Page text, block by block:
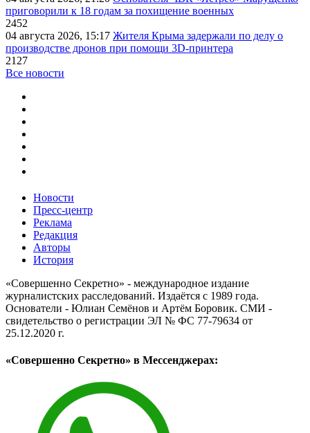
приговорили к 18 годам за похищение военных
2452
04 августа 2026, 15:17 Жителя Крыма задержали по делу о
производстве дронов при помощи 3D‑принтера
2127
Все новости
Новости
Пресс-центр
Реклама
Редакция
Авторы
История
«Совершенно Секретно» - международное издание
журналистских расследований. Издаётся с 1989 года.
Основатели - Юлиан Семёнов и Артём Боровик. CМИ -
свидетельство о регистрации ЭЛ № ФС 77-79634 от
25.12.2020 г.
«Совершенно Секретно» в Мессенджерах: